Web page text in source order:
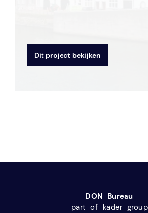
Dit project bekijken
DON Bureau
part of kader group